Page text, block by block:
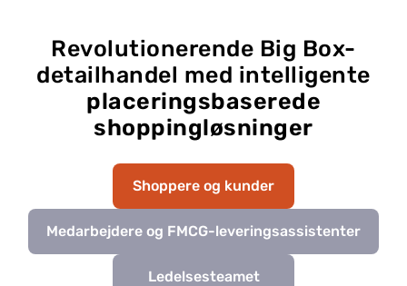
Revolutionerende Big Box-
detailhandel med intelligente
placeringsbaserede
shoppingløsninger
Shoppere og kunder
Medarbejdere og FMCG-leveringsassistenter
Ledelsesteamet